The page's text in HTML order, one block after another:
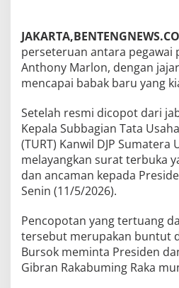
perseteruan antara pegawai
Anthony Marlon, dengan
mencapai babak baru yang
Setelah resmi dicopot dari
Kepala Subbagian Tata
(TURT) Kanwil DJP Sumatera
melayangkan surat terbuka
dan ancaman kepada
Senin (11/5/2026).
Pencopotan yang tertuang
tersebut merupakan buntut
Bursok meminta Presiden
Gibran Rakabuming Raka